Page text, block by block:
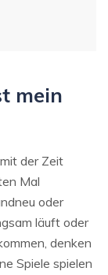
mein
der Zeit
Mal
oder
läuft oder
denken
Spiele spielen